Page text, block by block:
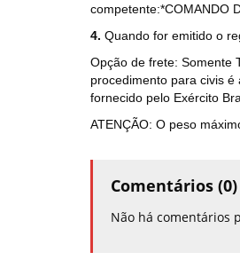
competente:*COMANDO
4. Quando for emitido o
Opção de frete: Somente
procedimento para civis
fornecido pelo Exército
ATENÇÃO: O peso
Comentários (0)
Não há comentários